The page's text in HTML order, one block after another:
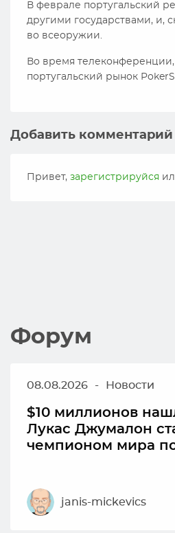
В феврале португальский
другими государствами, и,
во всеоружии.
Во время
португальский рынок
Добавить комментарий
Привет, зарегистрируйся
Форум
08.08.2026 - Новости
$10 миллионов
Лукас Джумалон
чемпионом мира
janis-mickevics